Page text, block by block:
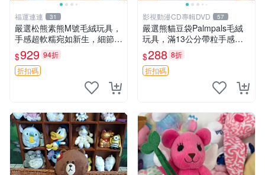
福運連連 31
嚴選松熊素熊M號毛絨玩具，
手感超軟糯宛如新生，細節精
緻完美無瑕，推薦送禮或珍
藏，中古狀態保養得宜。 松
熊 素熊 毛絨doll
$929 94折
折扣碼
影視動漫CD專輯DVD 57
嚴選熊貓豆袋Palmpals毛絨
玩具，滿13公分帶粒手感極
佳，電影主題周邊推薦 熊貓
Palmpals 毛絨玩具 豆袋 劇場
版周邊
$288 8折
折扣碼